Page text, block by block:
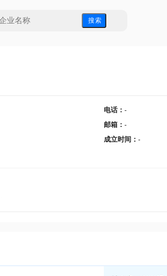
搜 索
电话： -
邮箱 ： -
成立时间 ： -